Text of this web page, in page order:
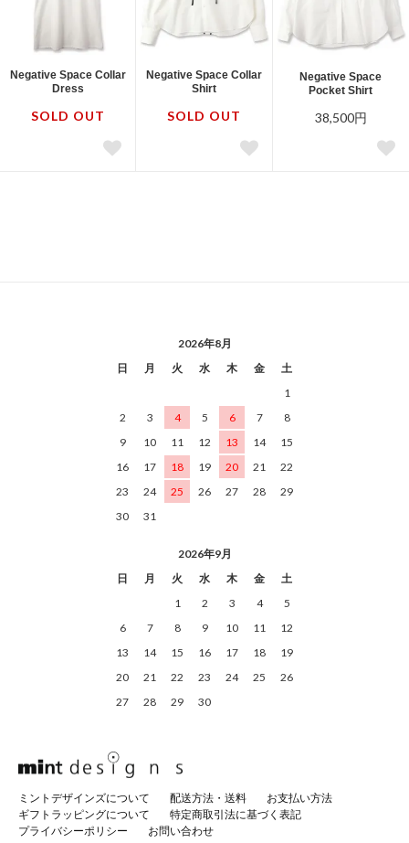
Negative Space Collar
Dress
SOLD OUT
Negative Space Collar
Shirt
SOLD OUT
Negative Space
Pocket Shirt
38,500円
2026年8月
日
月 火 水 木 金
土
1
2
3 4 5 6 7
8
9
10 11 12 13 14
15
16
17 18 19 20 21
22
23
24 25 26 27 28
29
30
31
2026年9月
日
月 火 水 木 金
土
1
2 3 4
5
6
7 8 9 10 11
12
13
14 15 16 17 18
19
20
21 22 23 24 25
26
27
28 29 30
ミントデザインズについて 配送方法・送料
お支払い方法
ギフトラッピングについて
特定商取引法に基づく表記
プライバシーポリシー
お問い合わせ